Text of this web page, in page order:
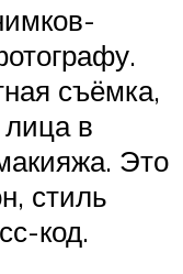
съёмка,
в
Это
стиль
код.